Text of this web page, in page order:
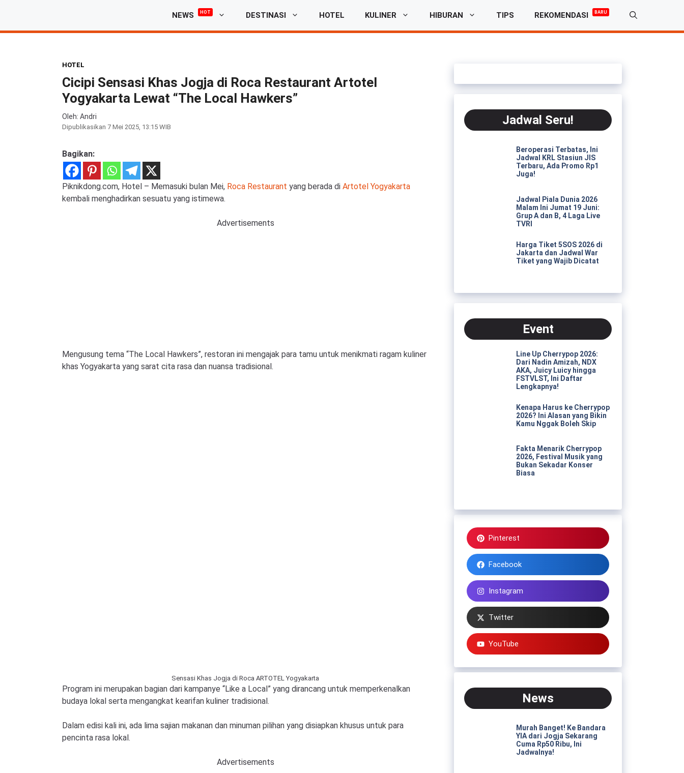
isi
NEWS HOT DESTINASI HOTEL KULINER HIBURAN TIPS REKOMENDASI BARU
HOTEL
Cicipi Sensasi Khas Jogja di Roca Restaurant Artotel
Yogyakarta Lewat “The Local Hawkers”
Oleh: Andri
Dipublikasikan 7 Mei 2025, 13:15 WIB
Bagikan:
Piknikdong.com, Hotel – Memasuki bulan Mei, Roca Restaurant yang berada di Artotel Yogyakarta
kembali menghadirkan sesuatu yang istimewa.
Advertisements
Mengusung tema “The Local Hawkers”, restoran ini mengajak para tamu untuk menikmati ragam kuliner
khas Yogyakarta yang sarat cita rasa dan nuansa tradisional.
Sensasi Khas Jogja di Roca ARTOTEL Yogyakarta
Program ini merupakan bagian dari kampanye “Like a Local” yang dirancang untuk memperkenalkan
budaya lokal serta mengangkat kearifan kuliner tradisional.
Dalam edisi kali ini, ada lima sajian makanan dan minuman pilihan yang disiapkan khusus untuk para
pencinta rasa lokal.
Advertisements
Jadwal Seru!
Beroperasi Terbatas, Ini
Jadwal KRL Stasiun JIS
Terbaru, Ada Promo Rp1
Juga!
Jadwal Piala Dunia 2026
Malam Ini Jumat 19 Juni:
Grup A dan B, 4 Laga Live
TVRI
Harga Tiket 5SOS 2026 di
Jakarta dan Jadwal War
Tiket yang Wajib Dicatat
Event
Line Up Cherrypop 2026:
Dari Nadin Amizah, NDX
AKA, Juicy Luicy hingga
FSTVLST, Ini Daftar
Lengkapnya!
Kenapa Harus ke Cherrypop
2026? Ini Alasan yang Bikin
Kamu Nggak Boleh Skip
Fakta Menarik Cherrypop
2026, Festival Musik yang
Bukan Sekadar Konser
Biasa
Pinterest
Facebook
Instagram
Twitter
YouTube
News
Murah Banget! Ke Bandara
YIA dari Jogja Sekarang
Cuma Rp50 Ribu, Ini
Jadwalnya!